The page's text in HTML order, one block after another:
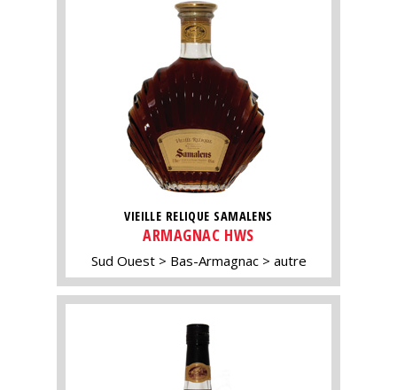
VIEILLE RELIQUE SAMALENS
ARMAGNAC HWS
Sud Ouest Bas-Armagnac autre